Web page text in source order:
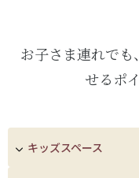
お子さま連れで
せるポ
キッズスペース